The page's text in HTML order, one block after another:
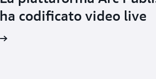
ha codificato video live